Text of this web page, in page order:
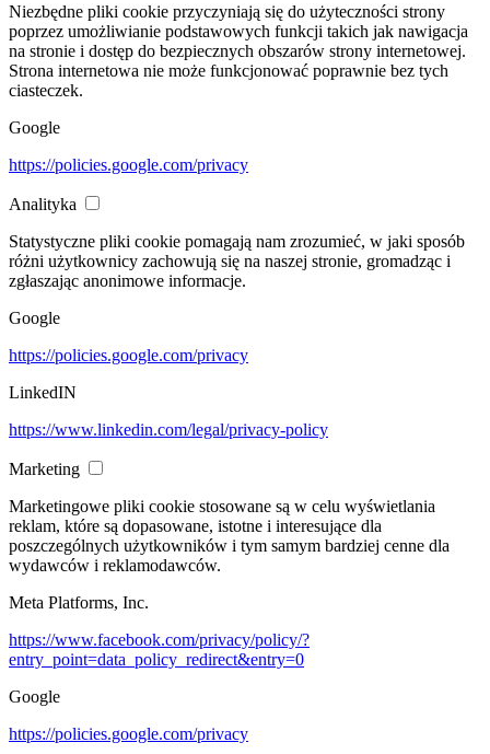
Niezbędne pliki cookie przyczyniają się do użyteczności strony
poprzez umożliwianie podstawowych funkcji takich jak nawigacja
na stronie i dostęp do bezpiecznych obszarów strony internetowej.
Strona internetowa nie może funkcjonować poprawnie bez tych
ciasteczek.
Google
https://policies.google.com/privacy
Analityka
Statystyczne pliki cookie pomagają nam zrozumieć, w jaki sposób
różni użytkownicy zachowują się na naszej stronie, gromadząc i
zgłaszając anonimowe informacje.
Google
https://policies.google.com/privacy
LinkedIN
https://www.linkedin.com/legal/privacy-policy
Marketing
Marketingowe pliki cookie stosowane są w celu wyświetlania
reklam, które są dopasowane, istotne i interesujące dla
poszczególnych użytkowników i tym samym bardziej cenne dla
wydawców i reklamodawców.
Meta Platforms, Inc.
https://www.facebook.com/privacy/policy/?
entry_point=data_policy_redirect&entry=0
Google
https://policies.google.com/privacy